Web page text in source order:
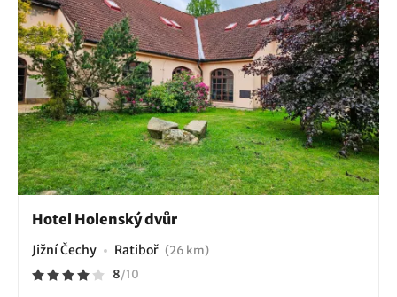
Hotel Holenský dvůr
Jižní Čechy Ratiboř (26 km)
8/10